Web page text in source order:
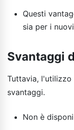
Questi
sia per i
Svantaggi
Tuttavia, l'utilizzo
svantaggi.
Non è